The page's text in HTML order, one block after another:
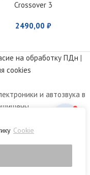
Cookie
Crossover 3
2490,00 ₽
на обработку ПДн |
cookies
и автозвука в
определяемой
кодекса РФ.